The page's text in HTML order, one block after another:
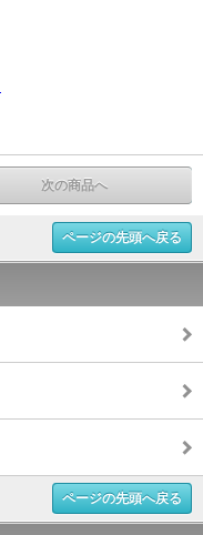
次の商品へ
ページの先頭へ戻る
ページの先頭へ戻る